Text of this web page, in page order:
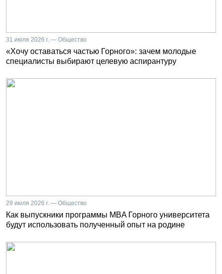
31 июля 2026 г. — Общество
«Хочу оставаться частью Горного»: зачем молодые
специалисты выбирают целевую аспирантуру
29 июля 2026 г. — Общество
Как выпускники программы MBA Горного университета
будут использовать полученный опыт на родине